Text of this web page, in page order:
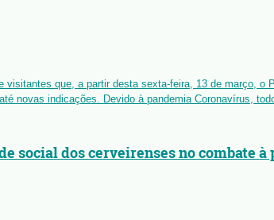
visitantes que, a partir desta sexta-feira, 13 de março, o
novas indicações. Devido à pandemia Coronavírus,
social dos cerveirenses no combate à